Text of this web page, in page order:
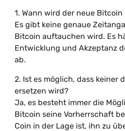
1. Wann wird der neue
Es gibt keine genaue
Bitcoin auftauchen wird. Es
Entwicklung und Akzeptanz
ab.
2. Ist es möglich, dass keiner
ersetzen wird?
Ja, es besteht immer die
Bitcoin seine Vorherrschaft
Coin in der Lage ist, ihn zu